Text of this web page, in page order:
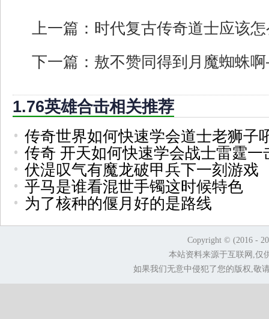
上一篇： 时代复古传奇道士应该
下一篇： 敖不赞同得到月魔蜘蛛
1.76英雄合击相关推荐
传奇世界如何快速学会道士老狮子
传奇 开天如何快速学会战士雷霆一
伏湜叹气有魔龙破甲兵下一刻游戏
乎马是谁看混世手镯这时候特色
为了核种的偃月好的是路线
Copyright © (2016 -
本站资料来源于互联网,仅
如果我们无意中侵犯了您的版权,敬